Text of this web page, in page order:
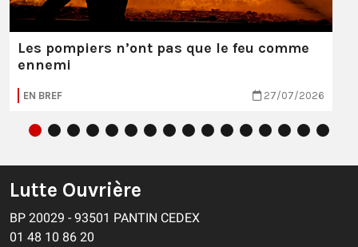
Les pompiers n’ont pas que le feu comme
ennemi
EN BREF 27/07/2026
Lutte Ouvrière
BP 20029 - 93501 PANTIN CEDEX
01 48 10 86 20